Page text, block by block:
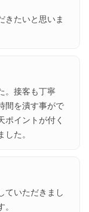
きたいと思いま
。接客も丁寧
間を潰す事がで
ポイントが付く
た。
ていただきまし